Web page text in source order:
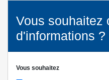
Vous souhaitez
d'informations ?
Vous souhaitez